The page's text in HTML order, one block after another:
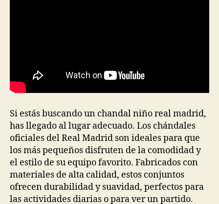
Si estás buscando un chandal niño real madrid,
has llegado al lugar adecuado. Los chándales
oficiales del Real Madrid son ideales para que
los más pequeños disfruten de la comodidad y
el estilo de su equipo favorito. Fabricados con
materiales de alta calidad, estos conjuntos
ofrecen durabilidad y suavidad, perfectos para
las actividades diarias o para ver un partido.